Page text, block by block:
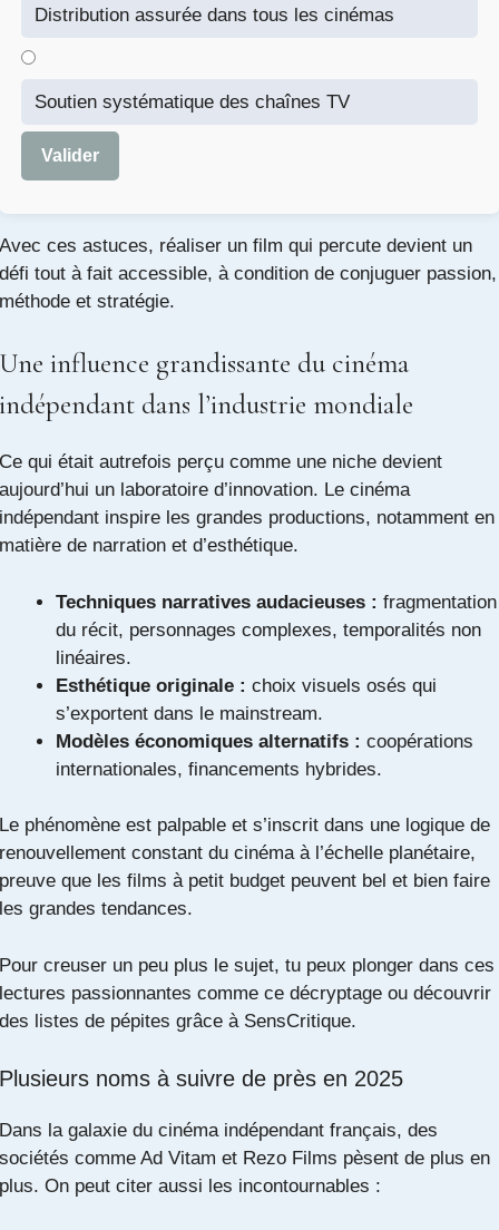
Distribution assurée dans tous les cinémas
Soutien systématique des chaînes TV
Valider
Avec ces astuces, réaliser un film qui percute devient un
défi tout à fait accessible, à condition de conjuguer passion,
méthode et stratégie.
Une influence grandissante du cinéma
indépendant dans l’industrie mondiale
Ce qui était autrefois perçu comme une niche devient
aujourd’hui un laboratoire d’innovation. Le cinéma
indépendant inspire les grandes productions, notamment en
matière de narration et d’esthétique.
Techniques narratives audacieuses : fragmentation
du récit, personnages complexes, temporalités non
linéaires.
Esthétique originale : choix visuels osés qui
s’exportent dans le mainstream.
Modèles économiques alternatifs : coopérations
internationales, financements hybrides.
Le phénomène est palpable et s’inscrit dans une logique de
renouvellement constant du cinéma à l’échelle planétaire,
preuve que les films à petit budget peuvent bel et bien faire
les grandes tendances.
Pour creuser un peu plus le sujet, tu peux plonger dans ces
lectures passionnantes comme ce décryptage ou découvrir
des listes de pépites grâce à SensCritique.
Plusieurs noms à suivre de près en 2025
Dans la galaxie du cinéma indépendant français, des
sociétés comme Ad Vitam et Rezo Films pèsent de plus en
plus. On peut citer aussi les incontournables :